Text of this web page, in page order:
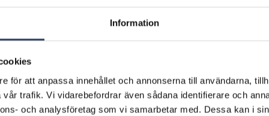
Information
för att anpassa innehållet och annonserna till användarna,
trafik. Vi vidarebefordrar även sådana identifierare och
och analysföretag som vi samarbetar med. Dessa kan i
Dimmer med tryckknapp
Med ljussensor
Konstant ljusflöde (CLO)